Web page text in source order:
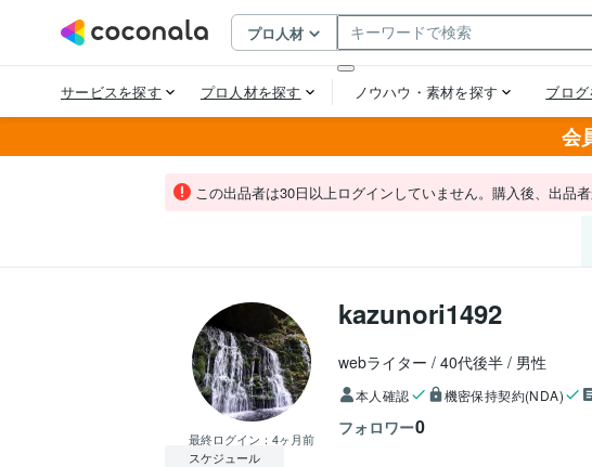
会
この出品者は30日以上ログインしていません。購入後、出品
最終ログイン： 4ヶ月前
kazunori1492
webライター 40代後半 男性
本人確認 機密保持契約(NDA)
フォロワー0
スケジュール